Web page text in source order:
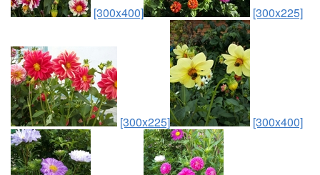
[300x400] [300x225]
[300x225] [300x400]